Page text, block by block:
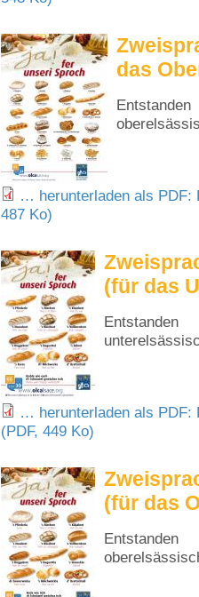
das
… herunterladen als PDF:
487 Ko)
(für das
… herunterladen als PDF:
(PDF, 449 Ko)
(für das